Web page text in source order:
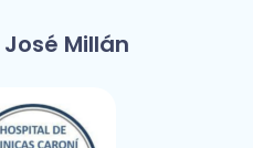
Millán